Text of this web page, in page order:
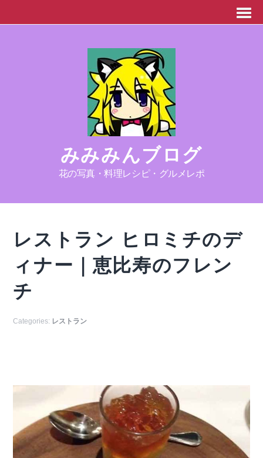
みみみんブログ
花の写真・料理レシピ・グルメレポ
レストラン ヒロミチのデ
ィナー｜恵比寿のフレン
チ
Categories: レストラン